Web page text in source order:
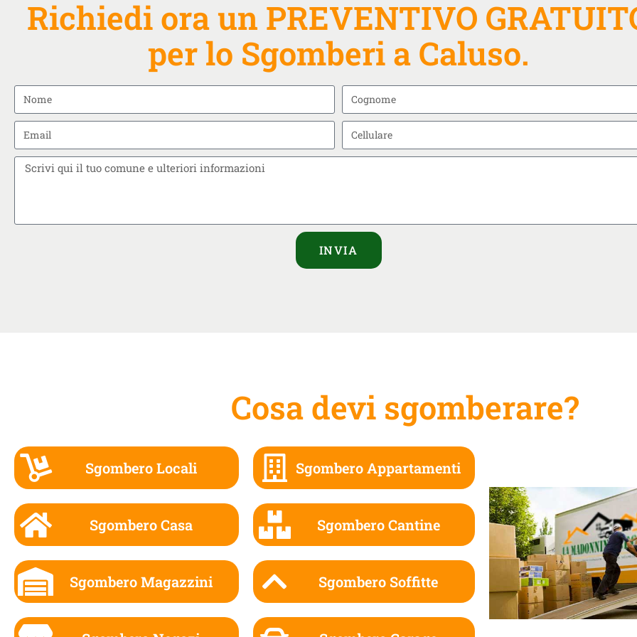
Richiedi ora un PREVENTIVO
per lo Sgomberi a Caluso.
INVIA
Cosa devi sgomberare?
Sgombero Locali
Sgombero Casa
Sgombero Magazzini
Sgombero Appartamenti
Sgombero Cantine
Sgombero Soffitte